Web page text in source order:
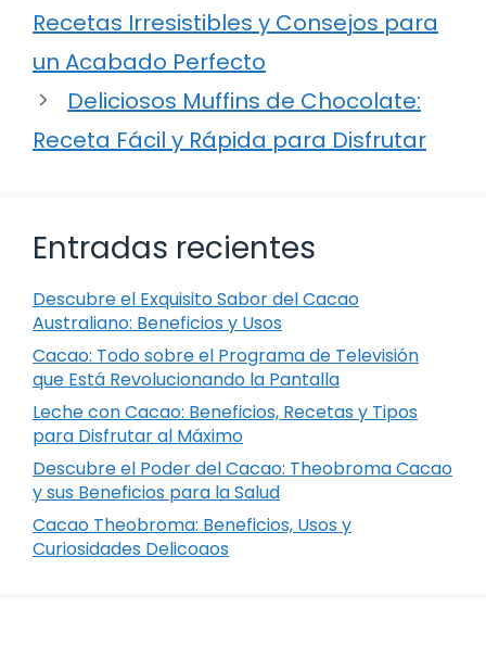
Recetas Irresistibles y Consejos para
un Acabado Perfecto
Deliciosos Muffins de Chocolate:
Receta Fácil y Rápida para Disfrutar
Entradas recientes
Descubre el Exquisito Sabor del Cacao
Australiano: Beneficios y Usos
Cacao: Todo sobre el Programa de Televisión
que Está Revolucionando la Pantalla
Leche con Cacao: Beneficios, Recetas y Tipos
para Disfrutar al Máximo
Descubre el Poder del Cacao: Theobroma Cacao
y sus Beneficios para la Salud
Cacao Theobroma: Beneficios, Usos y
Curiosidades Delicoaos